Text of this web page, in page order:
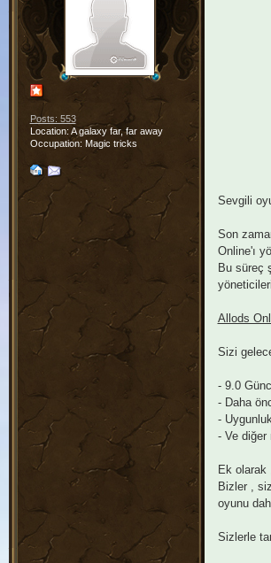
Posts: 553
Location: A galaxy far, far away
Occupation: Magic tricks
Sevgili
Son
Online'ı
Bu süreç
Allods
Sizi
- 9.0
- Daha
-
- Ve diğer
Ek olarak
Bizler ,
oyunu
Sizlerle